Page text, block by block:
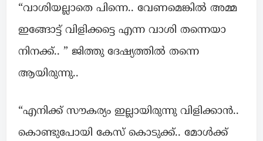
“വാശിയല്ലാതെ പിന്നെ.. വേണമെങ്കിൽ അമ്മ
ഇങ്ങോട്ട് വിളിക്കട്ടെ എന്ന വാശി തന്നെയാ
നിനക്ക്.. ” ജിത്തു ദേഷ്യത്തിൽ തന്നെ
ആയിരുന്നു..
“എനിക്ക് സൗകര്യം ഇല്ലായിരുന്നു വിളിക്കാൻ..
കൊണ്ടുപോയി കേസ് കൊടുക്ക്.. മോൾക്ക്